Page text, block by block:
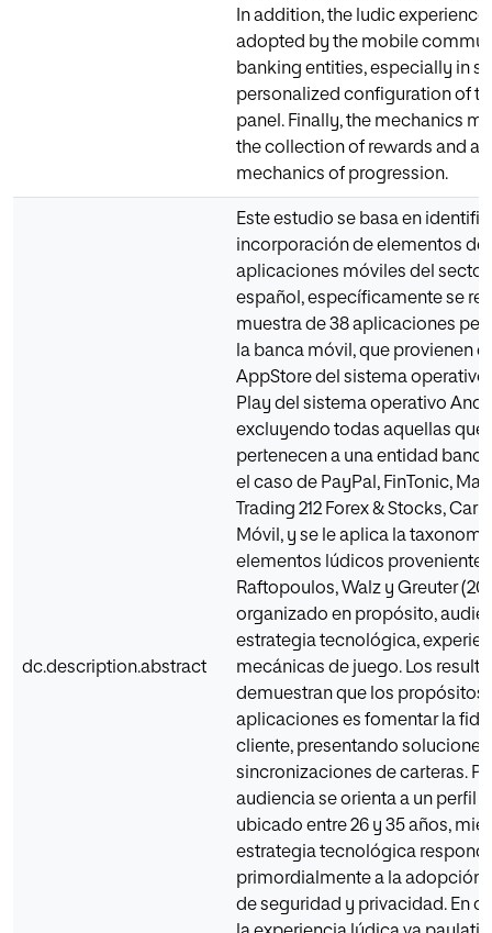
In addition, the ludic
adopted by the mobile
banking entities, especially in
personalized configuration of
panel. Finally, the mechanics
the collection of rewards and
mechanics of progression.
dc.description.abstract
Este estudio se basa en
incorporación de elementos de
aplicaciones móviles del
español, específicamente se
muestra de 38 aplicaciones
la banca móvil, que provienen
AppStore del sistema operativo
Play del sistema operativo
excluyendo todas aquellas que
pertenecen a una entidad
el caso de PayPal, FinTonic,
Trading 212 Forex & Stocks,
Móvil, y se le aplica la
elementos lúdicos proveniente
Raftopoulos, Walz y Greuter
organizado en propósito,
estrategia tecnológica,
mecánicas de juego. Los
demuestran que los propósitos
aplicaciones es fomentar la
cliente, presentando
sincronizaciones de carteras.
audiencia se orienta a un perfil
ubicado entre 26 y 35 años,
estrategia tecnológica
primordialmente a la adopción
de seguridad y privacidad. En